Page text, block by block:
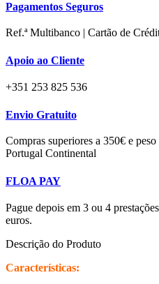
Pagamentos Seguros
Ref.ª Multibanco | Cartão de
Apoio ao Cliente
+351 253 825 536
Envio Gratuito
Compras superiores a 350€ e
Portugal Continental
FLOA PAY
Pague depois em 3 ou 4
euros.
Descrição do Produto
Características: